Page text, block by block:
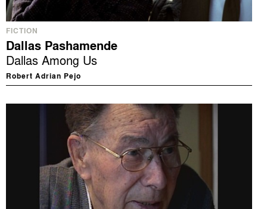
FICTION
Dallas Pashamende
Dallas Among Us
Robert Adrian Pejo